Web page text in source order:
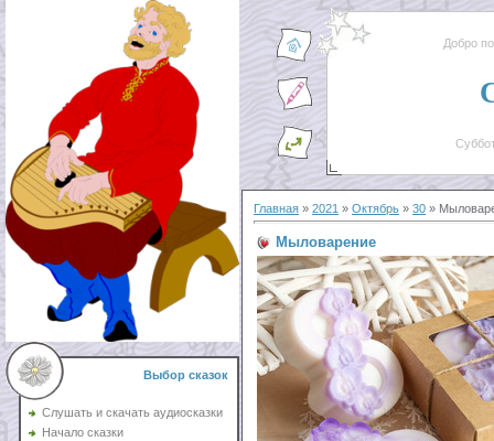
Выбор сказок
Слушать и скачать аудиосказки
Начало сказки
Добро
Главная » 2021 » Октябрь » 30 »
Мыловарение